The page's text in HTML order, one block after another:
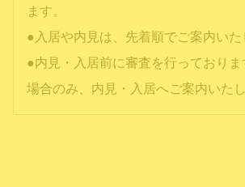
ます。
●入居や内見は、先着順でご案内いた
●内見・入居前に審査を行っており
場合のみ、内見・入居へご案内いたし